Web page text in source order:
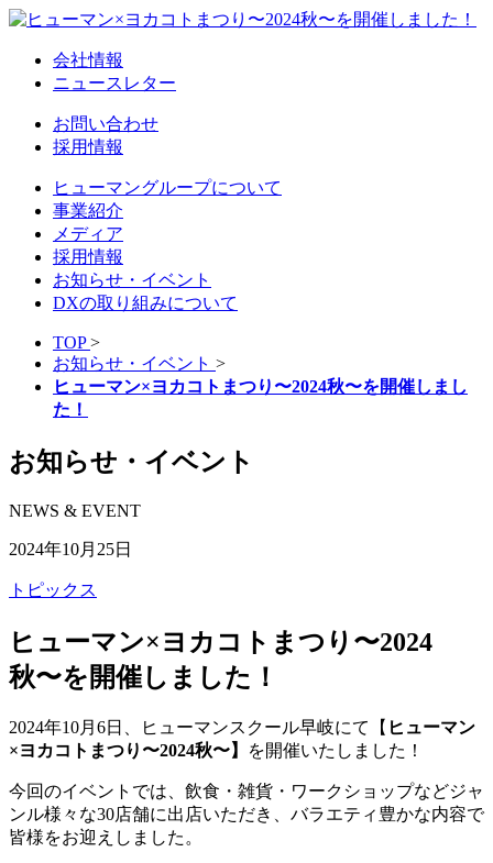
会社情報
ニュースレター
お問い合わせ
採用情報
ヒューマングループについて
事業紹介
メディア
採用情報
お知らせ・イベント
DXの取り組みについて
TOP >
お知らせ・イベント >
ヒューマン×ヨカコトまつり〜2024秋〜を開催しまし
た！
お知らせ・イベント
NEWS & EVENT
2024年10月25日
トピックス
ヒューマン×ヨカコトまつり〜2024
秋〜を開催しました！
2024年10月6日、ヒューマンスクール早岐にて【 ヒューマン
×ヨカコトまつり〜2024秋〜】
を開催いたしました！
今回のイベントでは、飲食・雑貨・ワークショップなどジャ
ンル様々な30店舗に出店いただき、バラエティ豊かな内容で
皆様をお迎えしました。